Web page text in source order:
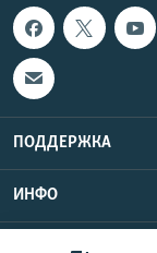
ПОДДЕРЖКА
ИНФО